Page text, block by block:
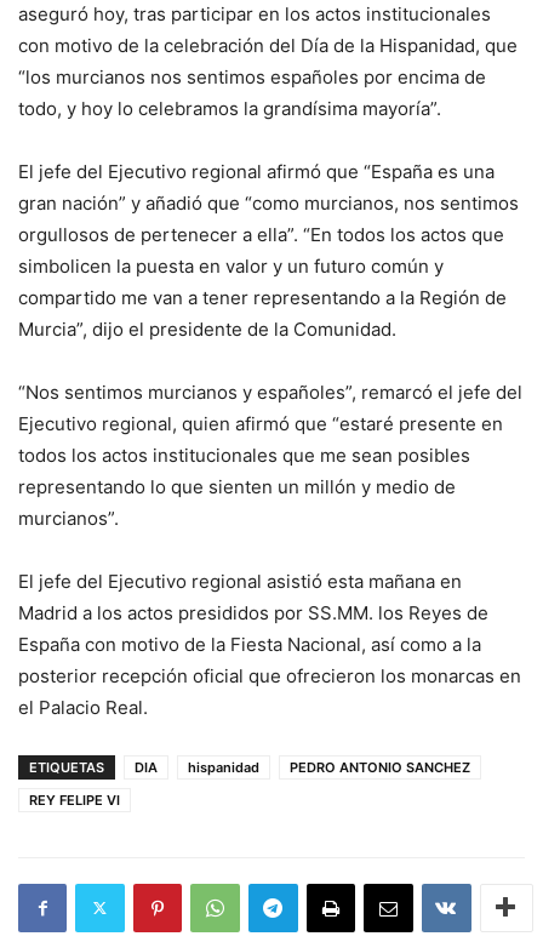
aseguró hoy, tras participar en los actos institucionales
con motivo de la celebración del Día de la Hispanidad, que
“los murcianos nos sentimos españoles por encima de
todo, y hoy lo celebramos la grandísima mayoría”.
El jefe del Ejecutivo regional afirmó que “España es una
gran nación” y añadió que “como murcianos, nos sentimos
orgullosos de pertenecer a ella”. “En todos los actos que
simbolicen la puesta en valor y un futuro común y
compartido me van a tener representando a la Región de
Murcia”, dijo el presidente de la Comunidad.
“Nos sentimos murcianos y españoles”, remarcó el jefe del
Ejecutivo regional, quien afirmó que “estaré presente en
todos los actos institucionales que me sean posibles
representando lo que sienten un millón y medio de
murcianos”.
El jefe del Ejecutivo regional asistió esta mañana en
Madrid a los actos presididos por SS.MM. los Reyes de
España con motivo de la Fiesta Nacional, así como a la
posterior recepción oficial que ofrecieron los monarcas en
el Palacio Real.
ETIQUETAS DIA hispanidad
PEDRO ANTONIO SANCHEZ
REY FELIPE VI